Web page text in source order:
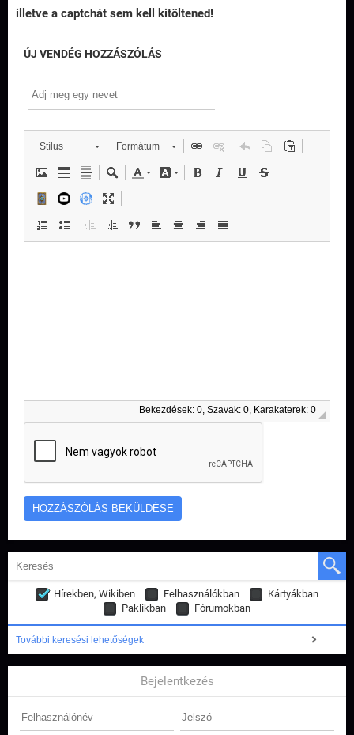
illetve a captchát sem kell kitöltened!
ÚJ VENDÉG HOZZÁSZÓLÁS
Stílus Formátum
Bekezdések: 0, Szavak: 0, Karakaterek: 0
Hírekben, Wikiben Felhasználókban
Kártyákban
Paklikban
Fórumokban
További keresési lehetőségek
Bejelentkezés